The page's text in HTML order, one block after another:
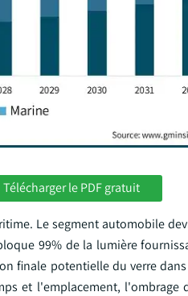
Télécharger le PDF gratuit
Le segment automobile
99% de la lumière
finale potentielle du verre
et l'emplacement, l'ombrage